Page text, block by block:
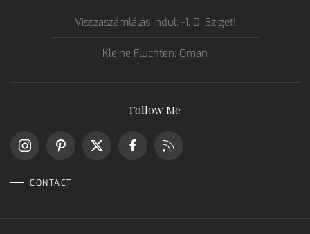
Visszaszámlálás indul: -1, 0, Sziget!
Kleine Fluchten: Oman
Follow Me
CONTACT